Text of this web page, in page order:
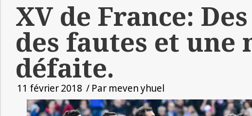
XV de France:
des fautes et une
défaite.
11 février 2018 / Par meven yhuel